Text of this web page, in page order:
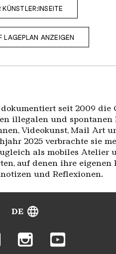
KÜNSTLER:INSEITE
LAGEPLAN ANZEIGEN
seit 2009
illegalen und spontanen
Videokunst, Mail Art
2025 verbrachte sie
als mobiles Atelier
auf denen ihre
und Reflexionen.
DE